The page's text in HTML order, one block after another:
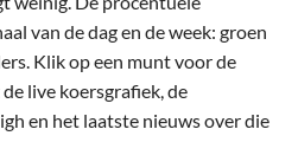
van de dag en de week: groen
Klik op een munt voor de
live koersgrafiek, de
en het laatste nieuws over die